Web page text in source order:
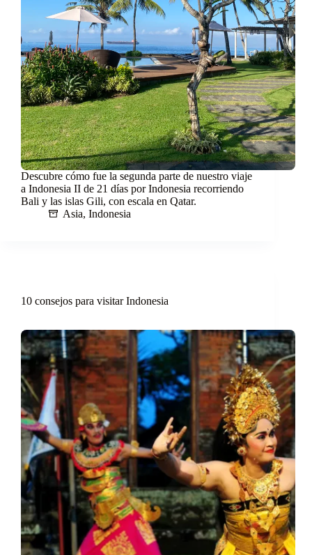
Descubre cómo fue la segunda parte de nuestro viaje
a Indonesia II de 21 días por Indonesia recorriendo
Bali y las islas Gili, con escala en Qatar.
Asia, Indonesia
10 consejos para visitar Indonesia